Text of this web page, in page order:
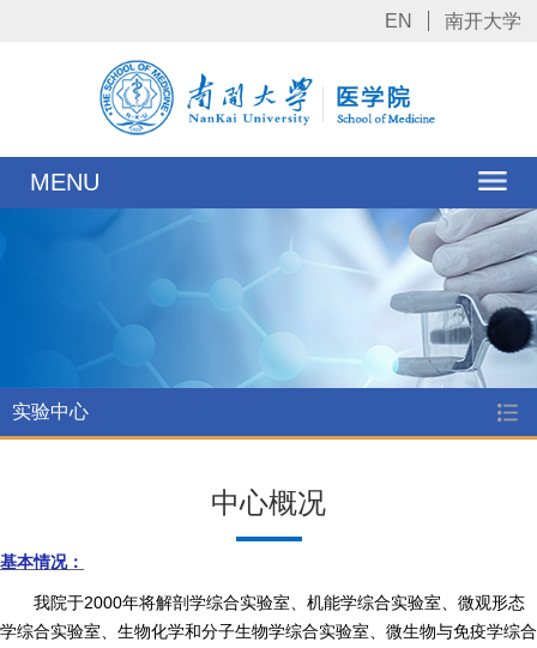
EN 南开大学
MENU
实验中心
中心概况
基本情况：
我院于2000年将解剖学综合实验室、机能学综合实验室、微观形态
学综合实验室、生物化学和分子生物学综合实验室、微生物与免疫学综合